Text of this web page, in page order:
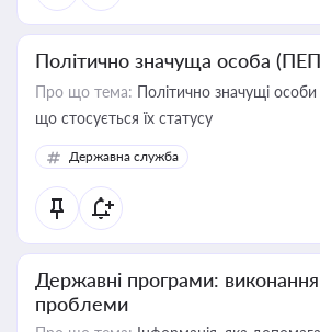
Політично значуща особа
Про що тема: Політично значущі
що стосується їх статусу
Державна служба
Державні програми:
проблеми